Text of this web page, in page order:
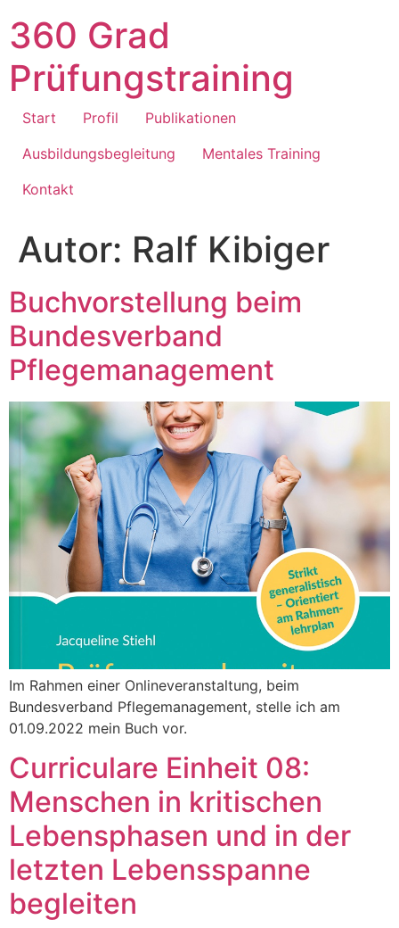
360 Grad
Prüfungstraining
Start Profil
Publikationen
Ausbildungsbegleitung
Mentales Training
Kontakt
Autor: Ralf Kibiger
Buchvorstellung beim
Bundesverband
Pflegemanagement
Im Rahmen einer Onlineveranstaltung, beim
Bundesverband Pflegemanagement, stelle ich am
01.09.2022 mein Buch vor.
Curriculare Einheit 08:
Menschen in kritischen
Lebensphasen und in der
letzten Lebensspanne
begleiten